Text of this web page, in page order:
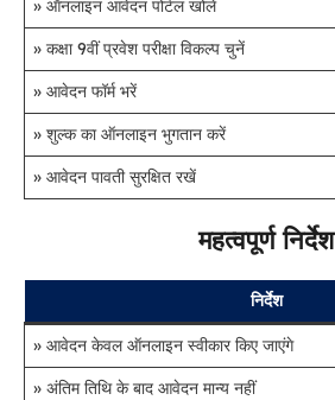
» ऑनलाइन आवेदन पोर्टल खोलें
» कक्षा 9वीं प्रवेश परीक्षा विकल्प चुनें
» आवेदन फॉर्म भरें
» शुल्क का ऑनलाइन भुगतान करें
» आवेदन पावती सुरक्षित रखें
महत्वपूर्ण निर्देश
निर्देश
» आवेदन केवल ऑनलाइन स्वीकार किए जाएंगे
» अंतिम तिथि के बाद आवेदन मान्य नहीं